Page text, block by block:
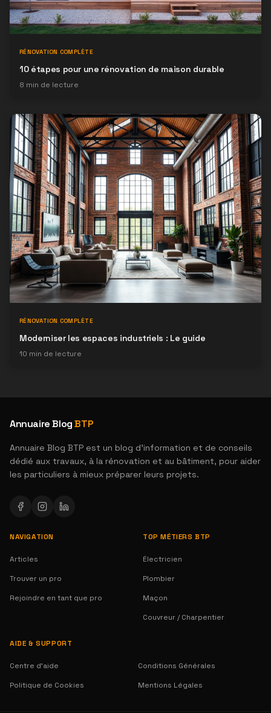
RÉNOVATION COMPLÈTE
10 étapes pour une rénovation de maison durable
8 min de lecture
RÉNOVATION COMPLÈTE
Moderniser les espaces industriels : Le guide
10 min de lecture
Annuaire BlogBTP
Annuaire Blog BTP est un blog d'information et de conseils
dédié aux travaux, à la rénovation et au bâtiment, pour aider
les particuliers à mieux préparer leurs projets.
NAVIGATION
Articles
Trouver un pro
Rejoindre en tant que pro
TOP MÉTIERS BTP
Électricien
Plombier
Maçon
Couvreur / Charpentier
AIDE & SUPPORT
Centre d'aide
Conditions Générales
Politique de Cookies
Mentions Légales